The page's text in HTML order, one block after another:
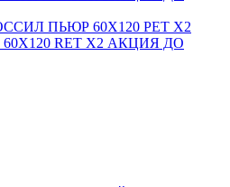
ПЬЮР 60X120 РЕТ Х2
60X120 RET X2 АКЦИЯ ДО